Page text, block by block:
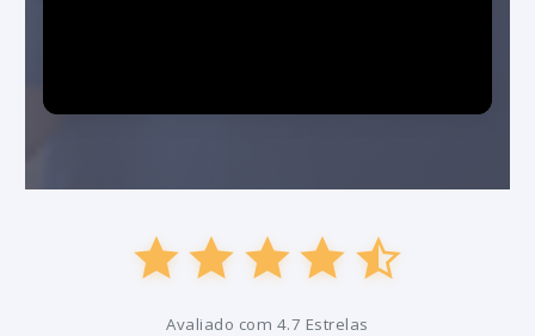
Avaliado com 4.7 Estrelas